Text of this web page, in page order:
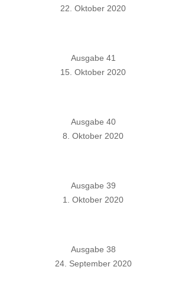
22. Oktober 2020
Ausgabe 41
15. Oktober 2020
Ausgabe 40
8. Oktober 2020
Ausgabe 39
1. Oktober 2020
Ausgabe 38
24. September 2020